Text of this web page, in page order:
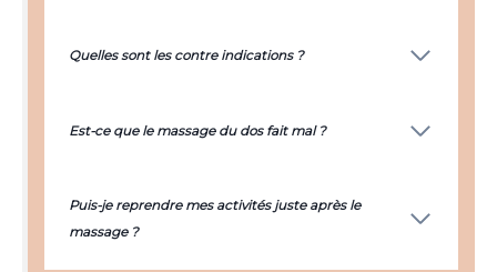
Quelles sont les contre indications ?
Est-ce que le massage du dos fait mal ?
Puis-je reprendre mes activités juste après le
massage ?